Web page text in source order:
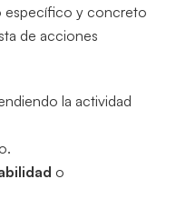
específico y concreto
de acciones
la actividad
o